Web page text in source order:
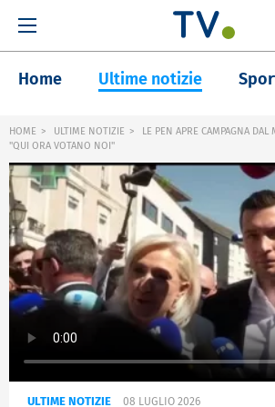
Home Ultime notizie
HOME ULTIME NOTIZIE
LE PEN APRE CAMPAGNA DAL
"QUI ORA VOTANO NOI"
ULTIME NOTIZIE 08 LUGLIO 2026